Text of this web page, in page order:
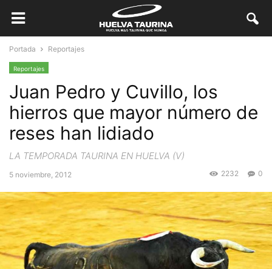
Portada Reportajes
Reportajes
Juan Pedro y Cuvillo, los
hierros que mayor número de
reses han lidiado
LA TEMPORADA TAURINA EN HUELVA (V)
5 noviembre, 2012 0
2232